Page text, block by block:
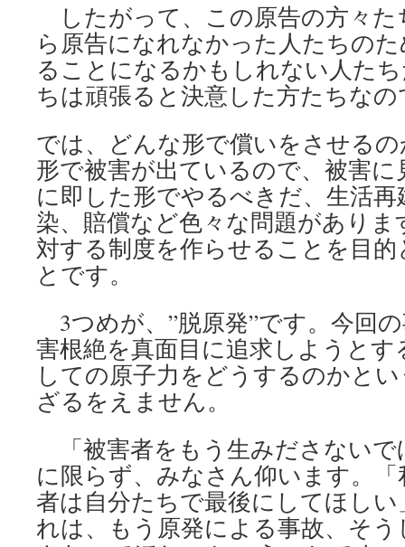
したがって、この原告の方々た
ら原告になれなかった人たちの
ることになるかもしれない人た
ちは頑張ると決意した方たちな
では、どんな形で償いをさせる
形で被害が出ているので、被害
に即した形でやるべきだ、生活
染、賠償など色々な問題があり
対する制度を作らせることを目
とです。
3つめが、”脱原発”です。今回
害根絶を真面目に追求しようと
しての原子力をどうするのかと
ざるをえません。
「被害者をもう生みださないで
に限らず、みなさん仰います。
者は自分たちで最後にしてほし
れは、もう原発による事故、そ